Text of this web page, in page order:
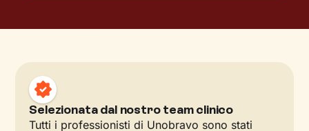
Selezionata dal nostro team clinico
Tutti i professionisti di Unobravo sono stati